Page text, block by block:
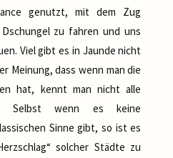
genutzt, mit dem Zug
zu fahren und uns
Viel gibt es in Jaunde nicht
Meinung, dass wenn man die
hat, kennt man nicht alle
Selbst wenn es keine
Sinne gibt, so ist es
solcher Städte zu